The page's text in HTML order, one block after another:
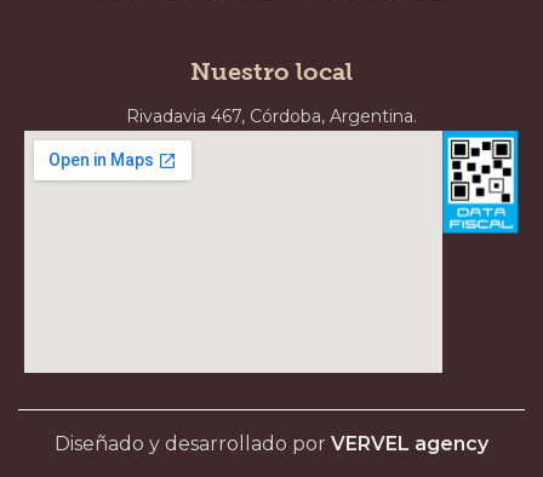
Nuestro local
Rivadavia 467, Córdoba, Argentina.
Diseñado y desarrollado por VERVEL agency